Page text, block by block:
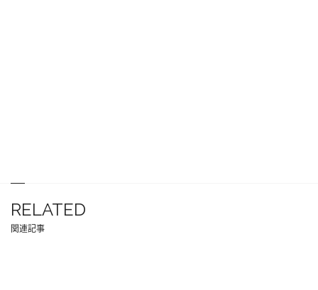
RELATED
関連記事